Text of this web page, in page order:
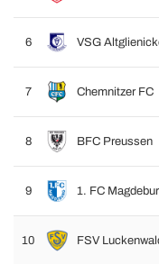
6 VSG
7 Chemnitzer FC
8 BFC Preussen
9 1. FC
10 FSV